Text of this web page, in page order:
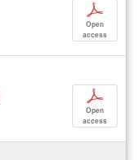
p
Open
access
p
Open
access